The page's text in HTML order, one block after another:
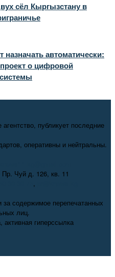
сёл Кыргызстану в
автоматически:
о цифровой
публикует последние
оперативны и нейтральны.
Пр. Чуй д. 126, кв. 11
,
за содержимое перепечатанных
лиц.
активная гиперссылка